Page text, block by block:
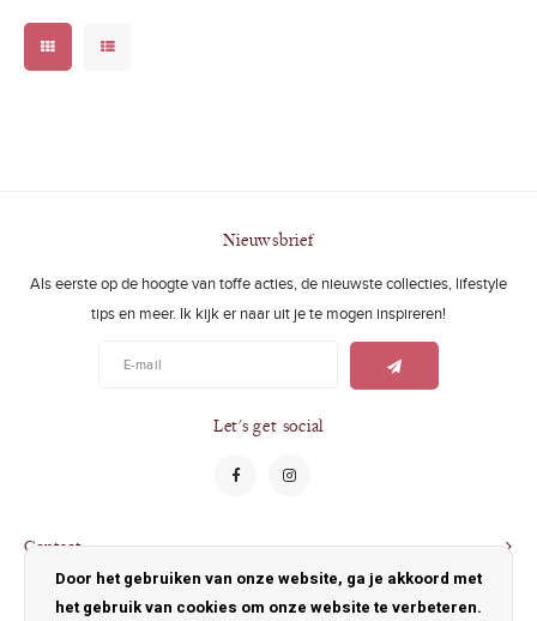
Contact
Nieuwsbrief
Als eerste op de hoogte van toffe acties, de nieuwste collecties, lifestyle
tips en meer. Ik kijk er naar uit je te mogen inspireren!
Let's get social
Klantenservice
Door het gebruiken van onze website, ga je akkoord met
het gebruik van cookies om onze website te verbeteren.